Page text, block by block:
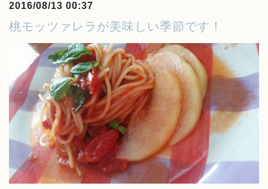
2016/08/13 00:37
桃モッツァレラが美味しい季節です！